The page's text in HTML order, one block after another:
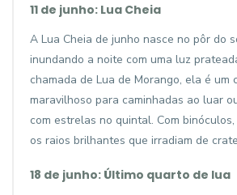
11 de junho: Lua Cheia
A Lua Cheia de junho nasce no pôr do
inundando a noite com uma luz
chamada de Lua de Morango, ela é um
maravilhoso para caminhadas ao luar
com estrelas no quintal. Com
os raios brilhantes que irradiam de
18 de junho: Último quarto de lua